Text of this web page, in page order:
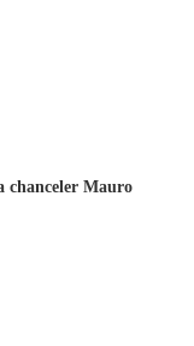
chanceler Mauro